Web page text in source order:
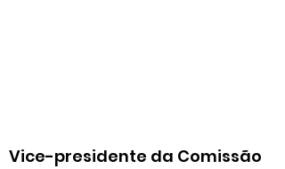
Vice-presidente da Comissão